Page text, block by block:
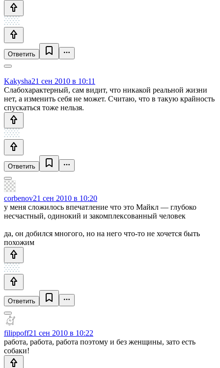
Ответить
Kakysha21 сен 2010 в 10:11
Слабохарактерный, сам видит, что никакой реальной жизни
нет, а изменить себя не может. Считаю, что в такую крайность
спускаться тоже нельзя.
Ответить
corbenov21 сен 2010 в 10:20
у меня сложилось впечатление что это Майкл — глубоко
несчастный, одинокий и закомплексованный человек
да, он добился многого, но на него что-то не хочется быть
похожим
Ответить
filippoff21 сен 2010 в 10:22
работа, работа, работа поэтому и без женщины, зато есть
собаки!